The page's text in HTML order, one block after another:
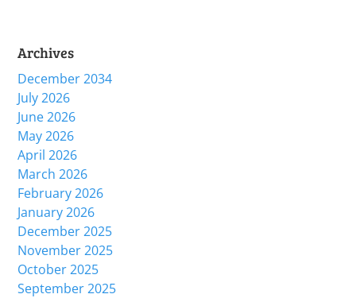
Archives
December 2034
July 2026
June 2026
May 2026
April 2026
March 2026
February 2026
January 2026
December 2025
November 2025
October 2025
September 2025